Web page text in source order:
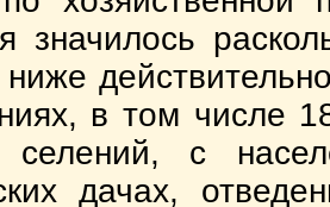
значилось
ниже
в том числе
селений, с
дачах,